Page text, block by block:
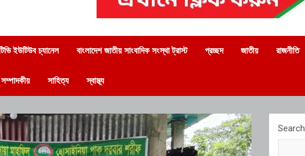
ইউটিউব চ্যানেল বাংলাদেশ জাতীয় সাংবাদিক সংস্থা ট্রাস্ট প্রচ্ছদ জাতীয় রাজনীতি
সম্পাদকীয় সাহিত্য স্বাস্থ্য
Search